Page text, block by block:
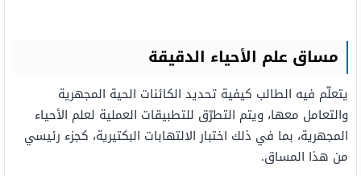
مساق علم الأحياء الدقيقة
يتعلّم فيه الطالب كيفية تحديد الكائنات الحية المجهرية
والتعامل معها، ويتم التطرّق للتطبيقات العملية لعلم الأحياء
المجهرية، بما في ذلك اختبار الالتهابات البكتيرية، كجزء رئيسي
من هذا المساق.